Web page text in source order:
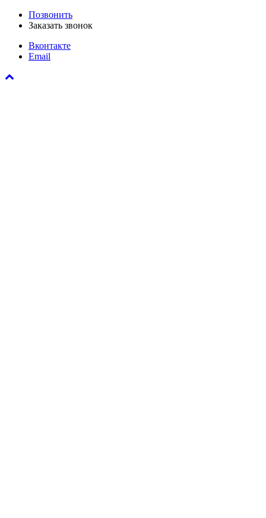
Позвонить
Заказать звонок
Вконтакте
Email